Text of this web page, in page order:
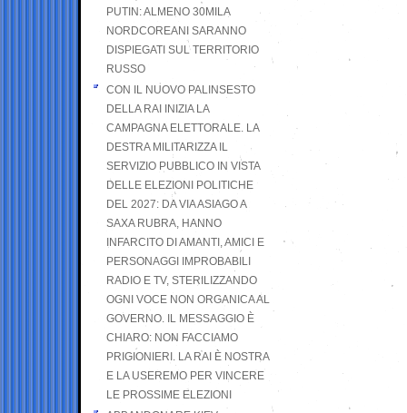
PUTIN: ALMENO 30MILA
NORDCOREANI SARANNO
DISPIEGATI SUL TERRITORIO
RUSSO
CON IL NUOVO PALINSESTO
DELLA RAI INIZIA LA
CAMPAGNA ELETTORALE. LA
DESTRA MILITARIZZA IL
SERVIZIO PUBBLICO IN VISTA
DELLE ELEZIONI POLITICHE
DEL 2027: DA VIA ASIAGO A
SAXA RUBRA, HANNO
INFARCITO DI AMANTI, AMICI E
PERSONAGGI IMPROBABILI
RADIO E TV, STERILIZZANDO
OGNI VOCE NON ORGANICA AL
GOVERNO. IL MESSAGGIO È
CHIARO: NON FACCIAMO
PRIGIONIERI. LA RAI È NOSTRA
E LA USEREMO PER VINCERE
LE PROSSIME ELEZIONI